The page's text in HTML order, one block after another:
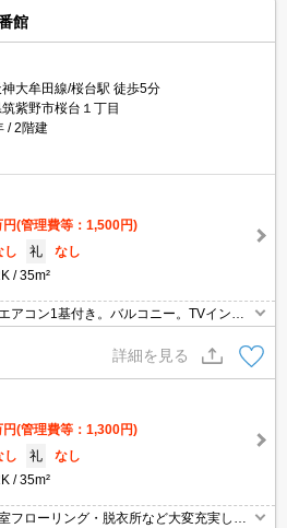
館
大牟田線/桜台駅 徒歩5分
紫野市桜台１丁目
2階建
円(管理費等：1,500円)
し 礼
なし
35m²
アコン1基付き。バルコニー。TVインタ
詳細を見る
円(管理費等：1,300円)
し 礼
なし
35m²
フローリング・脱衣所など大変充実して